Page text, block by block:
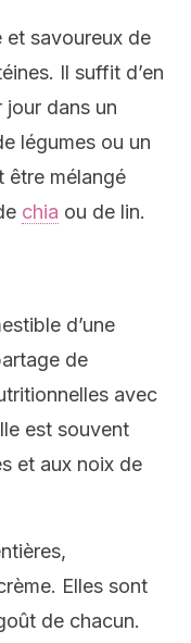
et savoureux de
Il suffit d’en
jour dans un
légumes ou un
être mélangé
chia ou de lin.
d’une
de
avec
est souvent
et aux noix de
Elles sont
de chacun.